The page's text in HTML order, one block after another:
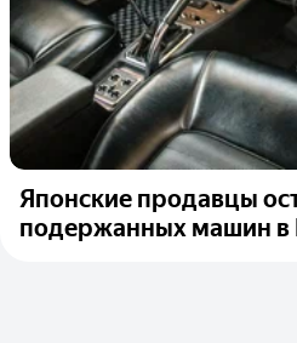
Японские продавцы
подержанных машин в